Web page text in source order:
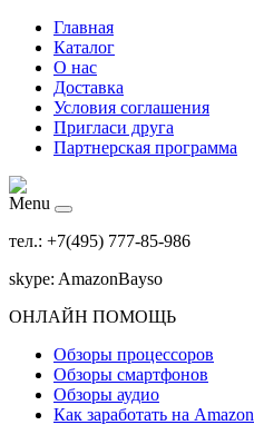
Главная
Каталог
О нас
Доставка
Условия соглашения
Пригласи друга
Партнерская программа
Menu
тел.: +7(495) 777-85-986
skype: AmazonBayso
ОНЛАЙН ПОМОЩЬ
Обзоры процессоров
Обзоры смартфонов
Обзоры аудио
Как заработать на Amazon